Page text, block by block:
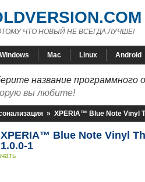
ЧТО НОВЫЙ НЕ ВСЕГДА ЛУЧШЕ!
Windows Mac Linux Android
название программного
вы любите!
» XPERIA™ Blue Note Vinyl
XPERIA™ Blue Note Vinyl
1.0.0-1